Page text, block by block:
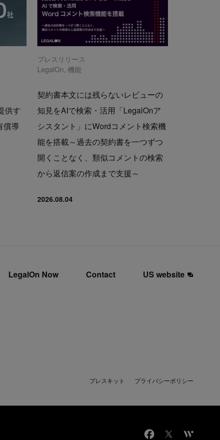
供す
償導
プレスリリース
LegalOn ,機能
契約書本文には残らないレビューの
知見をAIで検索・活用「LegalOnア
シスタント」にWordコメント検索機
能を搭載～過去の契約書を一つずつ
開くことなく、類似コメントの検索
から返信案の作成まで支援～
2026.08.04
LegalOn Now Contact US website
プレスキット プライバシーポリシー